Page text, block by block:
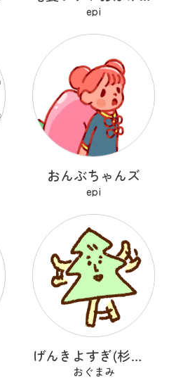
epi
おんぶちゃんズ
epi
げんきよすぎ(杉の木)
おぐまみ